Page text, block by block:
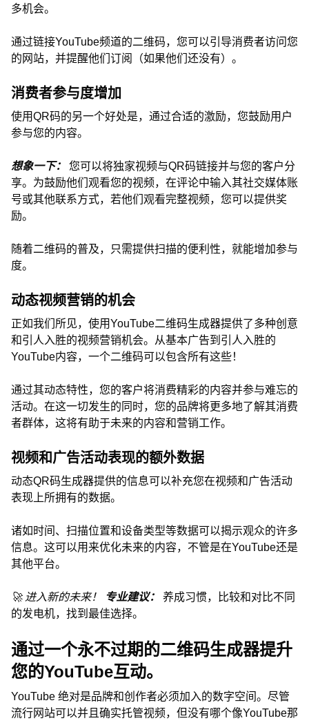
多机会。
通过链接YouTube频道的二维码，您可以引导消费者访问您
的网站，并提醒他们订阅（如果他们还没有）。
消费者参与度增加
使用QR码的另一个好处是，通过合适的激励，您鼓励用户
参与您的内容。
想象一下： 您可以将独家视频与QR码链接并与您的客户分
享。为鼓励他们观看您的视频，在评论中输入其社交媒体账
号或其他联系方式，若他们观看完整视频，您可以提供奖
励。
随着二维码的普及，只需提供扫描的便利性，就能增加参与
度。
动态视频营销的机会
正如我们所见，使用YouTube二维码生成器提供了多种创意
和引人入胜的视频营销机会。从基本广告到引人入胜的
YouTube内容，一个二维码可以包含所有这些！
通过其动态特性，您的客户将消费精彩的内容并参与难忘的
活动。在这一切发生的同时，您的品牌将更多地了解其消费
者群体，这将有助于未来的内容和营销工作。
视频和广告活动表现的额外数据
动态QR码生成器提供的信息可以补充您在视频和广告活动
表现上所拥有的数据。
诸如时间、扫描位置和设备类型等数据可以揭示观众的许多
信息。这可以用来优化未来的内容，不管是在YouTube还是
其他平台。
🚀 进入新的未来！ 专业建议： 养成习惯，比较和对比不同
的发电机，找到最佳选择。
通过一个永不过期的二维码生成器提升
您的YouTube互动。
YouTube 绝对是品牌和创作者必须加入的数字空间。尽管
流行网站可以并且确实托管视频，但没有哪个像YouTube那